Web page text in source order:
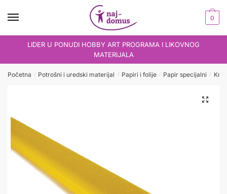
0
LIDER U PONUDI HOBBY ART PROGRAMA I LIKOVNOG
MATERIJALA
Početna / Potrošni i uredski materijal / Papiri i folije / Papir specijalni /